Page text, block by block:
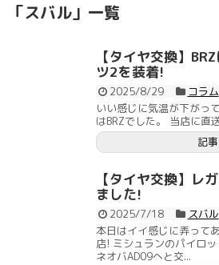
「スバル 」 一覧
【タイヤ交換】
ツ2を装着!
2025/8/29 コラム
いい感じに気温が下がっ
はBRZでした。 当店に直
記
【タイヤ交換】レ
ました!
2025/7/18 スバル
本日はイイ感じに弄って
店! ミシュランのパイロ
ネオバAD09へと交...